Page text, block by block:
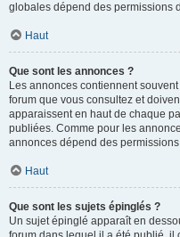
globales dépend des permissions
Haut
Que sont les annonces ?
Les annonces contiennent
forum que vous consultez et
apparaissent en haut de chaque
publiées. Comme pour les
annonces dépend des
Haut
Que sont les sujets épinglés ?
Un sujet épinglé apparaît en